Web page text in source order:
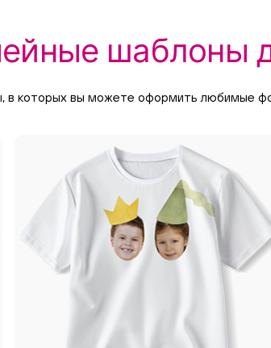
шаблоны
в которых вы можете оформить любимые